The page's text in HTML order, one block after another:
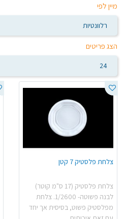
מיין לפי
הצג פריטים
צלחת פלסטיק 7 קטן
צלחת פלסטיק (17 ס"מ קוטר)
לבנה פשוטה- 1/2600. צלחת
מפלסטיק פשוט, בסיסית אך יחד